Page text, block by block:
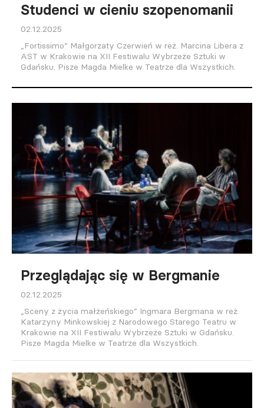
Studenci w cieniu szopenomanii
02.12.2025
„Fortissimo” Małgorzaty Czerwień w reż. Marcina Libera z
AST w Krakowie na XII Festiwalu Wybrzeże Sztuki w
Gdańsku. Pisze Magda Mielke w Teatrze dla Wszystkich.
Przeglądając się w Bergmanie
02.12.2025
„Sceny z życia małżeńskiego” Ingmara Bergmana w reż.
Katarzyny Minkowskiej z Narodowego Starego Teatru w
Krakowie na XII Festiwalu Wybrzeże Sztuki w Gdańsku.
Pisze Magda Mielke w Teatrze dla Wszystkich.